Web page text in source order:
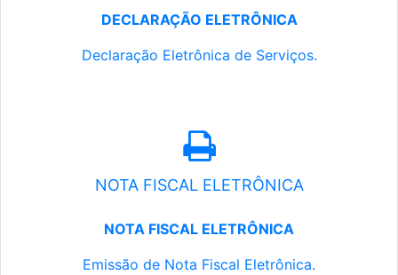
DECLARAÇÃO ELETRÔNICA
Declaração Eletrônica de Serviços.
NOTA FISCAL ELETRÔNICA
NOTA FISCAL ELETRÔNICA
Emissão de Nota Fiscal Eletrônica.